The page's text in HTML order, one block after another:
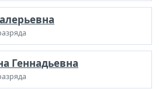
Геннадьевна